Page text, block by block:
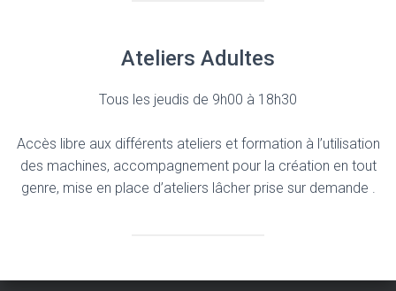
Ateliers Adultes
Tous les jeudis de 9h00 à 18h30
Accès libre aux différents ateliers et formation à l’utilisation
des machines, accompagnement pour la création en tout
genre, mise en place d’ateliers lâcher prise sur demande .